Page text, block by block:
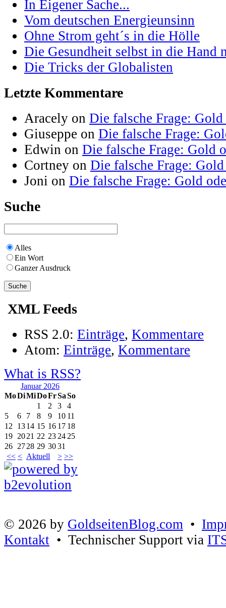
In Eigener Sache...
Vom deutschen Energieunsinn
Ohne Strom geht´s in die Hölle
Die Gesundheit selbst in die Hand
Die Tricks der Globalisten
Letzte Kommentare
Aracely on Die falsche Frage:
Giuseppe on Die falsche Frage:
Edwin on Die falsche Frage: Gold
Cortney on Die falsche Frage:
Joni on Die falsche Frage: Gold
Suche
Alles
Ein Wort
Ganzer Ausdruck
XML Feeds
RSS 2.0: Einträge, Kommentare
Atom: Einträge, Kommentare
What is RSS?
Januar 2026
MoDiMiDoFrSaSo
<< < Aktuell > >>
1 2 3
4
5
6 7 8 9 10 11
12
1314 15 16 17 18
19 2021 22 23 24 25
26 2728 29 3031
© 2026 by GoldseitenBlog.com •
Kontakt • Technischer Support via